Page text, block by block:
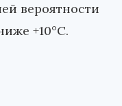
вероятности
+10°С.